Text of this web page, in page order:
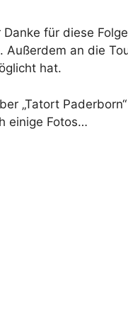
Danke für diese
Außerdem an die
hat.
„Tatort
einige Fotos…